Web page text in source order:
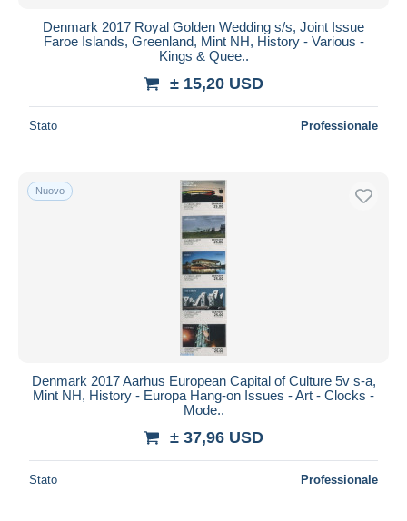
Denmark 2017 Royal Golden Wedding s/s, Joint Issue
Faroe Islands, Greenland, Mint NH, History - Various -
Kings & Quee..
± 15,20 USD
Stato Professionale
Nuovo
Denmark 2017 Aarhus European Capital of Culture 5v s-a,
Mint NH, History - Europa Hang-on Issues - Art - Clocks -
Mode..
± 37,96 USD
Stato Professionale